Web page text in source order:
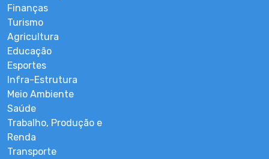
Finanças
Turismo
Agricultura
Educação
Esportes
Infra-Estrutura
Meio Ambiente
Saúde
Trabalho, Produção e
Renda
Transporte